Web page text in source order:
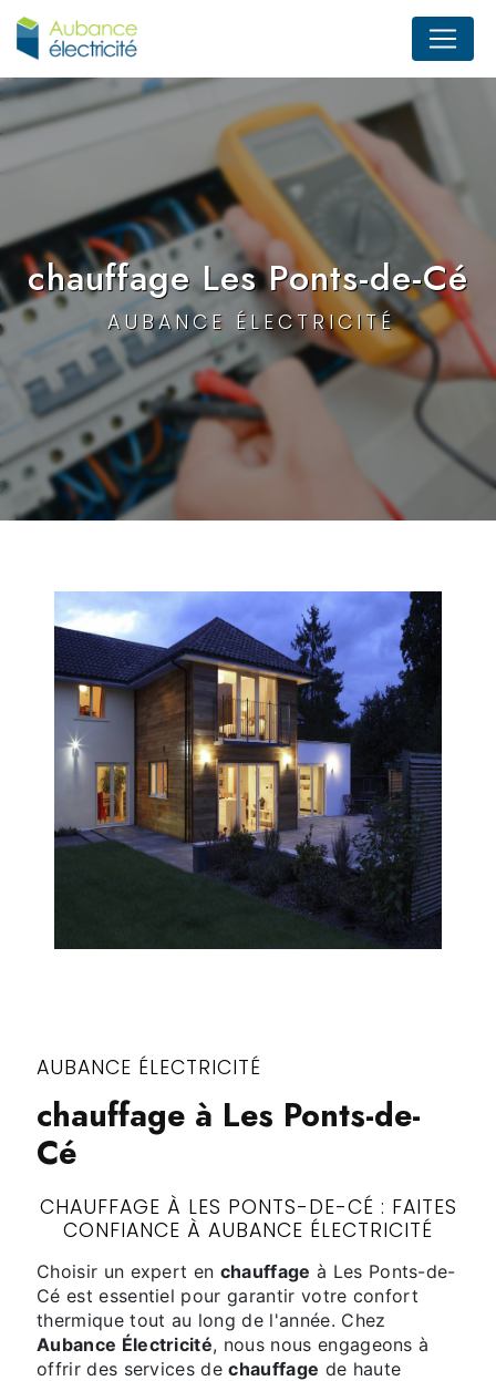
chauffage Les Ponts-de-Cé
AUBANCE ÉLECTRICITÉ
AUBANCE ÉLECTRICITÉ
chauffage à Les Ponts-de-
Cé
CHAUFFAGE À LES PONTS-DE-CÉ : FAITES
CONFIANCE À AUBANCE ÉLECTRICITÉ
Choisir un expert en chauffage à Les Ponts-de-
Cé est essentiel pour garantir votre confort
thermique tout au long de l'année. Chez
Aubance Électricité, nous nous engageons à
offrir des services dechauffage de haute
Panneau de gestion des cookies